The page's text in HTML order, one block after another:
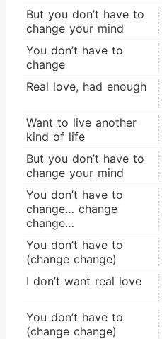
But you don’t have to
change your mind
You don’t have to
change
Real love, had enough
Want to live another
kind of life
But you don’t have to
change your mind
You don’t have to
change… change
change…
You don’t have to
(change change)
I don’t want real love
You don’t have to
(change change)